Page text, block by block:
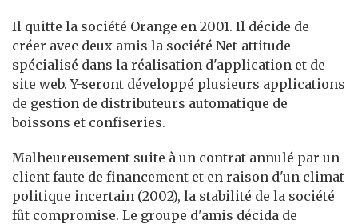
Il quitte la société Orange en 2001. Il décide de
créer avec deux amis la société Net-attitude
spécialisé dans la réalisation d'application et de
site web. Y-seront développé plusieurs applications
de gestion de distributeurs automatique de
boissons et confiseries.
Malheureusement suite à un contrat annulé par un
client faute de financement et en raison d'un climat
politique incertain (2002), la stabilité de la société
fût compromise. Le groupe d'amis décida de